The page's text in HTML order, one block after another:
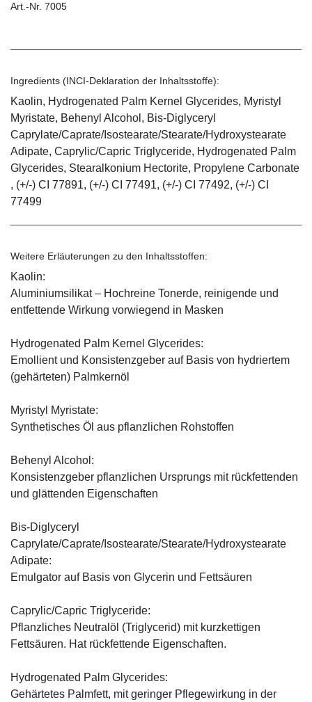
Art.-Nr. 7005
Ingredients (INCI-Deklaration der Inhaltsstoffe):
Kaolin, Hydrogenated Palm Kernel Glycerides, Myristyl
Myristate, Behenyl Alcohol, Bis-Diglyceryl
Caprylate/Caprate/Isostearate/Stearate/Hydroxystearate
Adipate, Caprylic/Capric Triglyceride, Hydrogenated Palm
Glycerides, Stearalkonium Hectorite, Propylene Carbonate
, (+/-) CI 77891, (+/-) CI 77491, (+/-) CI 77492, (+/-) CI
77499
Weitere Erläuterungen zu den Inhaltsstoffen:
Kaolin:
Aluminiumsilikat – Hochreine Tonerde, reinigende und
entfettende Wirkung vorwiegend in Masken
Hydrogenated Palm Kernel Glycerides:
Emollient und Konsistenzgeber auf Basis von hydriertem
(gehärteten) Palmkernöl
Myristyl Myristate:
Synthetisches Öl aus pflanzlichen Rohstoffen
Behenyl Alcohol:
Konsistenzgeber pflanzlichen Ursprungs mit rückfettenden
und glättenden Eigenschaften
Bis-Diglyceryl
Caprylate/Caprate/Isostearate/Stearate/Hydroxystearate
Adipate:
Emulgator auf Basis von Glycerin und Fettsäuren
Caprylic/Capric Triglyceride:
Pflanzliches Neutralöl (Triglycerid) mit kurzkettigen
Fettsäuren. Hat rückfettende Eigenschaften.
Hydrogenated Palm Glycerides:
Gehärtetes Palmfett, mit geringer Pflegewirkung in der